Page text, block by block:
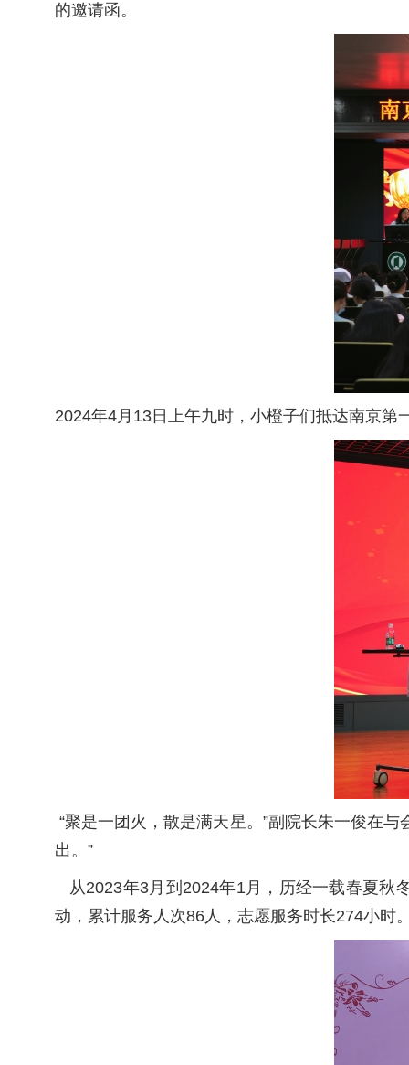
的邀请函。
2024年4月13日上午九时，小橙子们抵达南京
“聚是一团火，散是满天星。”副院长朱一俊在
出。”
从2023年3月到2024年1月，历经一载春夏秋
动，累计服务人次86人，志愿服务时长274小时